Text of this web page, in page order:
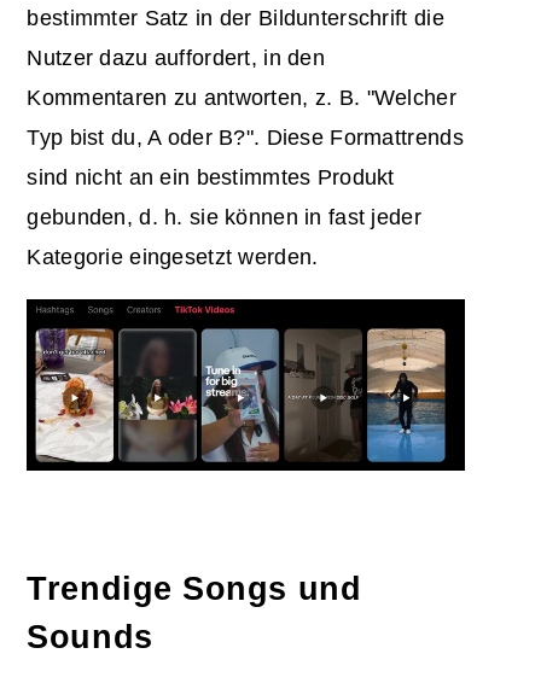
bestimmter Satz in der Bildunterschrift die
Nutzer dazu auffordert, in den
Kommentaren zu antworten, z. B. "Welcher
Typ bist du, A oder B?". Diese Formattrends
sind nicht an ein bestimmtes Produkt
gebunden, d. h. sie können in fast jeder
Kategorie eingesetzt werden.
Trendige Songs und
Sounds